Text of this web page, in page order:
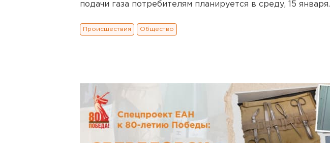
подачи газа потребителям планируется в среду, 15 января.
Происшествия Общество